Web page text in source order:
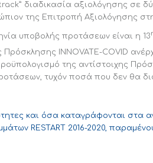
διαδικασία αξιολόγησης σε
της Επιτροπή Αξιολόγησης
υποβολής προτάσεων είναι η 13
INNOVATE-COVID
της αντίστοιχης
τυχόν ποσά που δεν θα
και όσα καταγράφονται στα
RESTART 2016-2020,